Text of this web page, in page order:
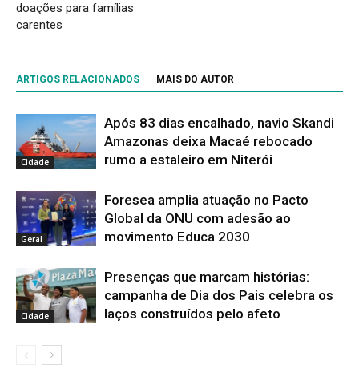
doações para famílias
carentes
ARTIGOS RELACIONADOS MAIS DO AUTOR
Cidade
Após 83 dias encalhado, navio Skandi
Amazonas deixa Macaé rebocado
rumo a estaleiro em Niterói
Geral
Foresea amplia atuação no Pacto
Global da ONU com adesão ao
movimento Educa 2030
Cidade
Presenças que marcam histórias:
campanha de Dia dos Pais celebra os
laços construídos pelo afeto